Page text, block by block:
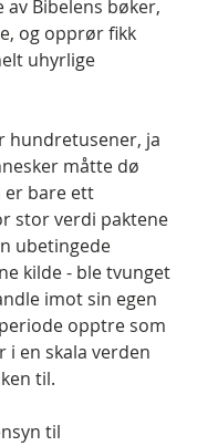
Bibelens bøker,
og opprør fikk
uhyrlige
hundretusener, ja
måtte dø
er bare ett
stor verdi paktene
ubetingede
kilde - ble tvunget
imot sin egen
opptre som
i en skala verden
til.
til